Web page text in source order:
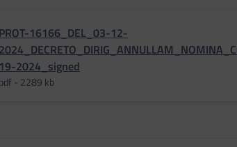
16166_DEL_03-12-
2024_signed
- 2289 kb